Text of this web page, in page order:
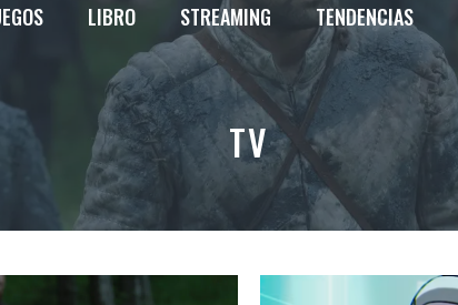
LIBRO STREAMING TENDENCIAS
TV